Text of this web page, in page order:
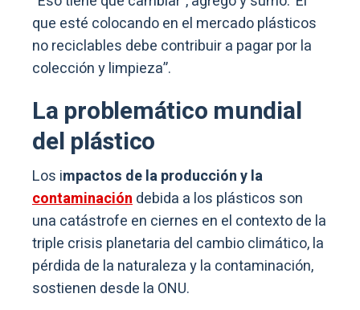
que esté colocando en el mercado plásticos
no reciclables debe contribuir a pagar por la
colección y limpieza”.
La problemático mundial
del plástico
Los impactos de la producción y la
contaminacióndebida a los plásticos son
una catástrofe en ciernes en el contexto de la
triple crisis planetaria del cambio climático, la
pérdida de la naturaleza y la contaminación,
sostienen desde la ONU.